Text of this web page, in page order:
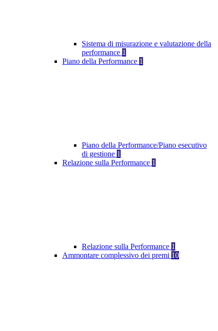
Sistema di misurazione e valutazione della
performance 1
Piano della Performance 1
Piano della Performance/Piano esecutivo
di gestione 1
Relazione sulla Performance 1
Relazione sulla Performance 1
Ammontare complessivo dei premi 10